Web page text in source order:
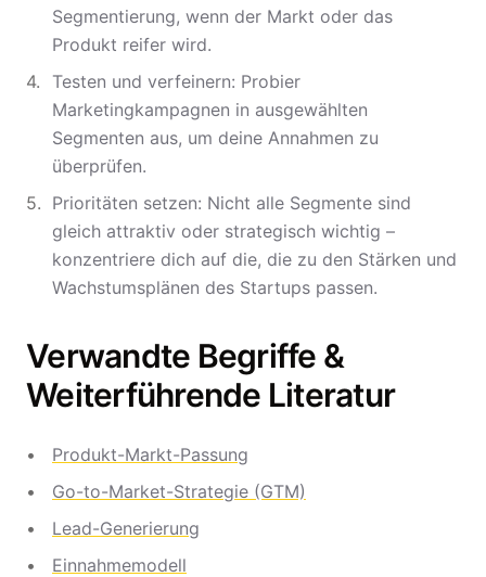
Segmentierung, wenn der Markt oder das
Produkt reifer wird.
Testen und verfeinern: Probier
Marketingkampagnen in ausgewählten
Segmenten aus, um deine Annahmen zu
überprüfen.
Prioritäten setzen: Nicht alle Segmente sind
gleich attraktiv oder strategisch wichtig –
konzentriere dich auf die, die zu den Stärken und
Wachstumsplänen des Startups passen.
Verwandte Begriffe &
Weiterführende Literatur
Produkt-Markt-Passung
Go-to-Market-Strategie (GTM)
Lead-Generierung
Einnahmemodell